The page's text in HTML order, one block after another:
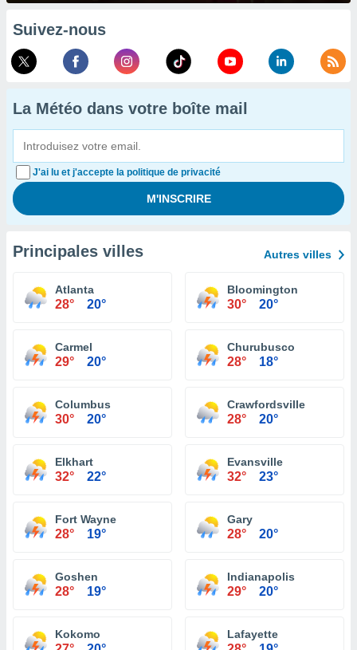
Suivez-nous
La Météo dans votre boîte mail
J'ai lu et j'accepte la politique de privacité
Principales villes Autres villes
Atlanta
28° 20°
Bloomington
30° 20°
Carmel
29° 20°
Churubusco
28° 18°
Columbus
30° 20°
Crawfordsville
28° 20°
Elkhart
32° 22°
Evansville
32° 23°
Fort Wayne
28° 19°
Gary
28° 20°
Goshen
28° 19°
Indianapolis
29° 20°
Kokomo Lafayette